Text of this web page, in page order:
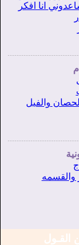
انا افكر
والفيل
والقسمه
القـول